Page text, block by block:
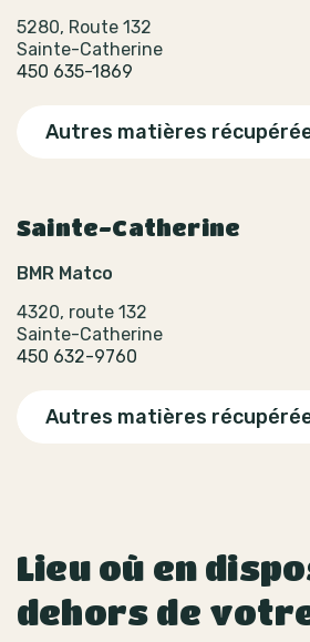
5280, Route 132
Sainte-Catherine
450 635-1869
Autres matières
Sainte-Catherine
BMR Matco
4320, route 132
Sainte-Catherine
450 632-9760
Autres matières
Lieu où en
dehors de